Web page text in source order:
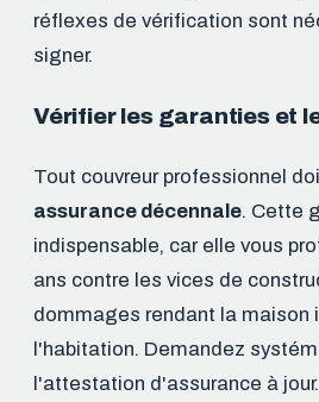
réflexes de vérification sont
signer.
Vérifier les garanties et
Tout couvreur professionnel
assurance décennale. Cette
indispensable, car elle vous
ans contre les vices de
dommages rendant la maison
l'habitation. Demandez
l'attestation d'assurance à